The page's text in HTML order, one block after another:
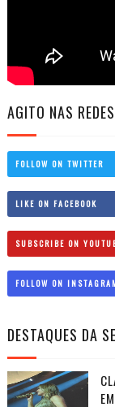
AGITO NAS
FOLLOW ON TWITTER
LIKE ON FACEBOOK
SUBSCRIBE ON
FOLLOW ON
DESTAQUES DA